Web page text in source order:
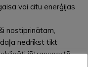
vai citu enerģijas
nostiprinātam,
nedrīkst tikt
jātransportē